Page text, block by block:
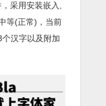
采用安装嵌入,
等(正常)，当前
汉字以及附加